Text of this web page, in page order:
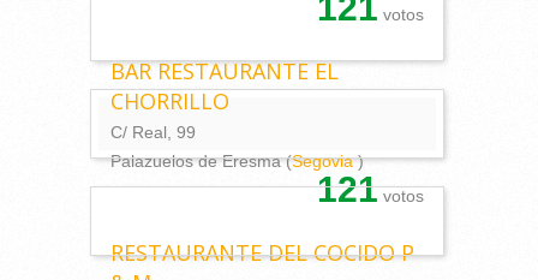
votos
BAR RESTAURANTE EL
CHORRILLO
C/ Real, 99
Palazuelos de Eresma (Segovia )
121 votos
RESTAURANTE DEL COCIDO P